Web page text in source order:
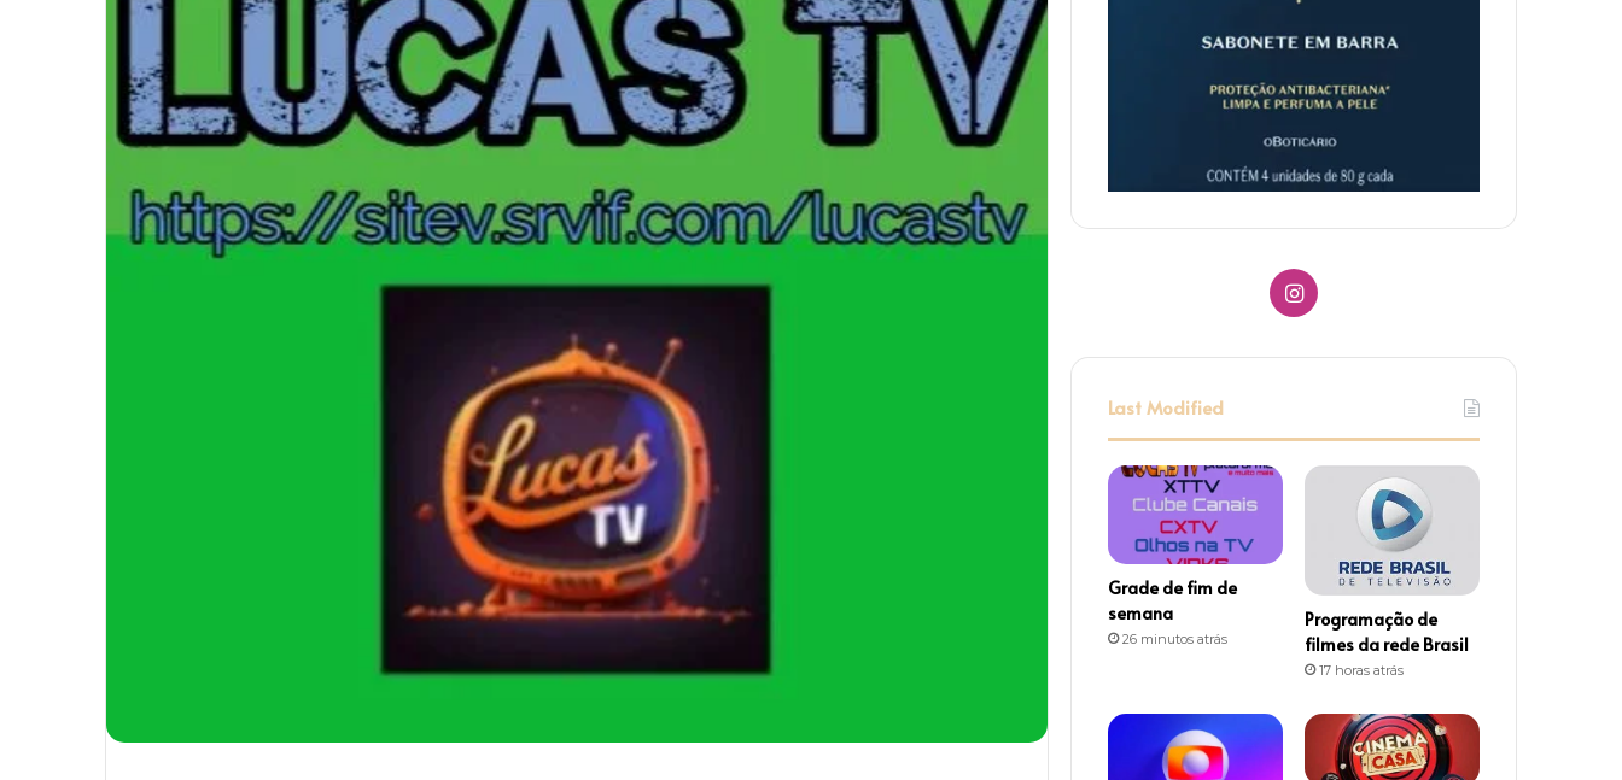
I
t
a
r
a
m
Last Modified
Grade de fim de
semana
26 minutos atrás
Programação de
filmes da rede Brasil
17 horas atrás